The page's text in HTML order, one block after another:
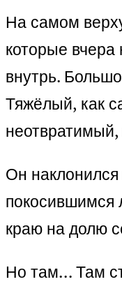
На самом
которые вчера
внутрь.
Тяжёлый, как
Он наклонился
краю на долю
Но там… Там